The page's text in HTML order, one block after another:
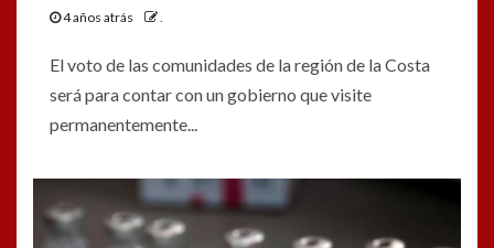
4 años atrás .
El voto de las comunidades de la región de la Costa
será para contar con un gobierno que visite
permanentemente...